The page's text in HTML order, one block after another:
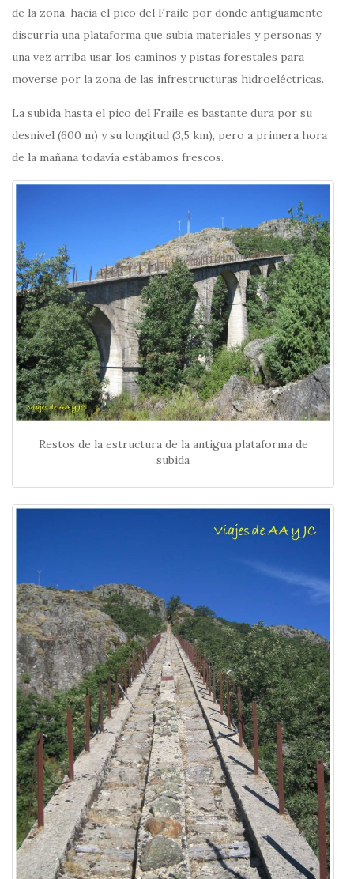
de la zona, hacia el pico del Fraile por donde antiguamente
discurría una plataforma que subía materiales y personas y
una vez arriba usar los caminos y pistas forestales para
moverse por la zona de las infrestructuras hidroeléctricas.
La subida hasta el pico del Fraile es bastante dura por su
desnivel (600 m) y su longitud (3,5 km), pero a primera hora
de la mañana todavía estábamos frescos.
Restos de la estructura de la antigua plataforma de
subida